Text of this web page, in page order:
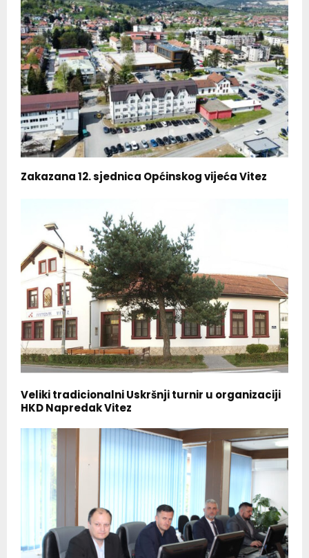
Zakazana 12. sjednica Općinskog vijeća Vitez
Veliki tradicionalni Uskršnji turnir u organizaciji
HKD Napredak Vitez